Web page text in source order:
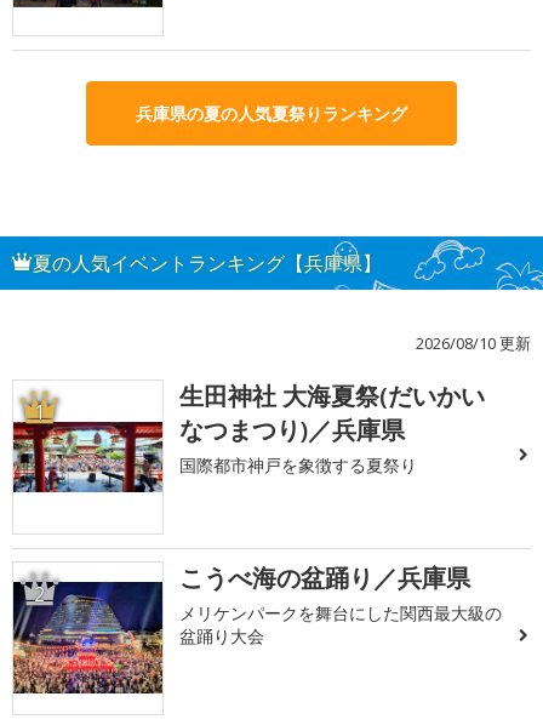
兵庫県の夏の人気夏祭りランキング
夏の人気イベントランキング【兵庫県】
2026/08/10 更新
1
生田神社 大海夏祭(だいかい
なつまつり)／兵庫県
国際都市神戸を象徴する夏祭り
2 こうべ海の盆踊り／兵庫県
メリケンパークを舞台にした関西最大級の
盆踊り大会